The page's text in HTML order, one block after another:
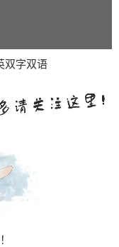
双字双语